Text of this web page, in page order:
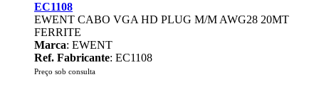
EC1108
EWENT CABO VGA HD PLUG M/M AWG28 20MT
FERRITE
Marca: EWENT
Ref. Fabricante: EC1108
Preço sob consulta